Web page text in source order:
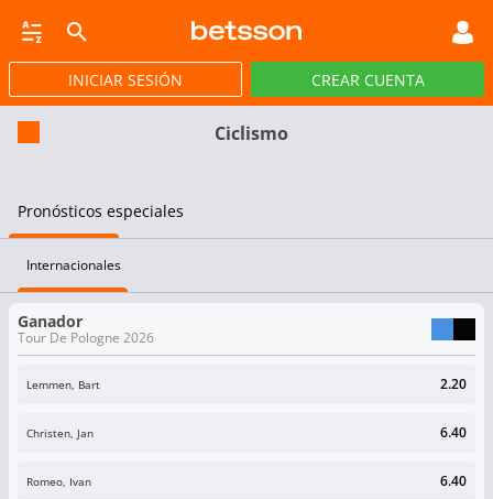
CASINO EN VIVO JACKPOTS PÓKER DEP VIRTUALES PROMOCIONES
INICIAR SESIÓN CREAR CUENTA
Ciclismo
Pronósticos especiales
Internacionales
Ganador
Tour De Pologne 2026
Lemmen, Bart 2.20
Christen, Jan 6.40
Romeo, Ivan 6.40